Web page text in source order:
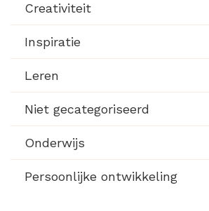
Creativiteit
Inspiratie
Leren
Niet gecategoriseerd
Onderwijs
Persoonlijke ontwikkeling